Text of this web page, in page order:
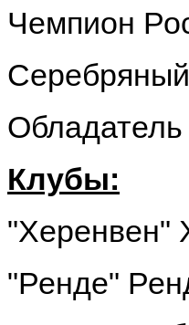
Чемпион
Клубы:
"Херенвен"
"Ренде"